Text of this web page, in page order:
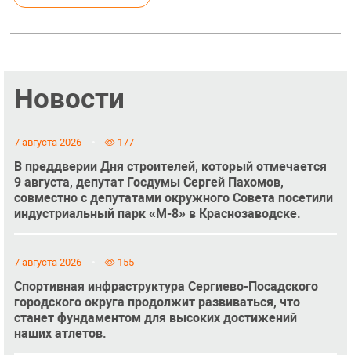
Новости
7 августа 2026 177
В преддверии Дня строителей, который отмечается
9 августа, депутат Госдумы Сергей Пахомов,
совместно с депутатами окружного Совета посетили
индустриальный парк «М-8» в Краснозаводске.
7 августа 2026 155
Спортивная инфраструктура Сергиево-Посадского
городского округа продолжит развиваться, что
станет фундаментом для высоких достижений
наших атлетов.